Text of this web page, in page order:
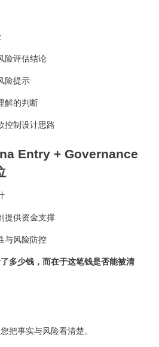
险评估结论
险提示
解的判断
控制设计思路
Entry + Governance
提供资金支撑
与风险防控
多少钱，而在于这笔钱是否能被清
把事实与风险看清楚。